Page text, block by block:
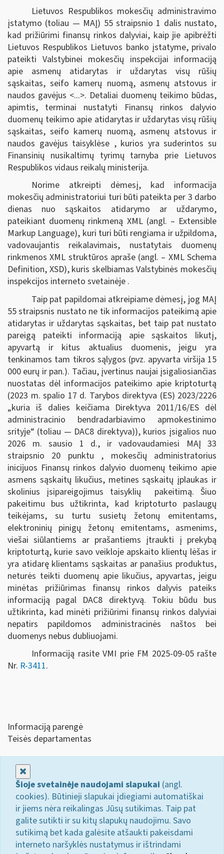
Lietuvos Respublikos mokesčių administravimo
įstatymo (toliau — MAĮ) 55 straipsnio 1 dalis nustato,
kad prižiūrimi finansų rinkos dalyviai, kaip jie apibrėžti
Lietuvos Respublikos Lietuvos banko įstatyme, privalo
pateikti Valstybinei mokesčių inspekcijai informaciją
apie asmenų atidarytas ir uždarytas visų rūšių
sąskaitas, seifo kamerų nuomą, asmenų atstovus ir
naudos gavėjus <...>. Detaliai duomenų teikimo būdas,
apimtis, terminai nustatyti Finansų rinkos dalyvio
duomenų teikimo apie atidarytas ir uždarytas visų rūšių
sąskaitas, seifo kamerų nuomą, asmenų atstovus ir
naudos gavėjus taisyklėse , kurios yra suderintos su
Finansinių nusikaltimų tyrimų tarnyba prie Lietuvos
Respublikos vidaus reikalų ministerija.
Norime atkreipti dėmesį, kad informacija
mokesčių administratoriui turi būti pateikta per 3 darbo
dienas nuo sąskaitos atidarymo ar uždarymo,
pateikiant duomenų rinkmeną XML (angl. – Extensible
Markup Language), kuri turi būti rengiama ir užpildoma,
vadovaujantis reikalavimais, nustatytais duomenų
rinkmenos XML struktūros apraše (angl. – XML Schema
Definition, XSD), kuris skelbiamas Valstybinės mokesčių
inspekcijos interneto svetainėje .
Taip pat papildomai atkreipiame dėmesį, jog MAĮ
55 straipsnis nustato ne tik informacijos pateikimą apie
atidarytas ir uždarytas sąskaitas, bet taip pat nustato
pareigą pateikti informaciją apie sąskaitos likutį,
apyvartą ir kitus aktualius duomenis, jeigu yra
tenkinamos tam tikros sąlygos (pvz. apyvarta viršija 15
000 eurų ir pan.). Tačiau, įvertinus naujai įsigaliosiančias
nuostatas dėl informacijos pateikimo apie kriptoturtą
(2023 m. spalio 17 d. Tarybos direktyva (ES) 2023/2226
„kuria iš dalies keičiama Direktyva 2011/16/ES dėl
administracinio bendradarbiavimo apmokestinimo
srityje“ (toliau — DAC8 direktyva)), kurios įsigalios nuo
2026 m. sausio 1 d., ir vadovaudamiesi MAĮ 33
straipsnio 20 punktu , mokesčių administratorius
inicijuos Finansų rinkos dalyvio duomenų teikimo apie
asmens sąskaitų likučius, metines sąskaitų įplaukas ir
skolinius įsipareigojimus taisyklių pakeitimą. Šiuo
pakeitimu bus užtikrinta, kad kriptoturto paslaugų
teikėjams, su turtu susietų žetonų emitentams,
elektroninių pinigų žetonų emitentams, asmenims,
viešai siūlantiems ar prašantiems įtraukti į prekybą
kriptoturtą, kurie savo veikloje apskaito klientų lėšas ir
yra atidarę klientams sąskaitas ar panašius produktus,
neturės teikti duomenų apie likučius, apyvartas, jeigu
minėtas prižiūrimas finansų rinkos dalyvis pateiks
informaciją pagal DAC8 direktyvą. Tokiu būdu bus
užtikrinta, kad minėti prižiūrimi finansų rinkos dalyviai
nepatirs papildomos administracinės naštos bei
duomenys nebus dubliuojami.
Informaciją rasite VMI prie FM 2025-09-05 rašte
Nr. R-3411.
Informaciją parengė
Teisės departamentas
Šioje svetainėje naudojami slapukai (angl.
cookies). Būtinieji slapukai įdiegiami automatiškai
ir jiems nėra reikalingas Jūsų sutikimas. Taip pat
galite sutikti ir su kitų slapukų naudojimu. Savo
sutikimą bet kada galėsite atšaukti pakeisdami
interneto naršyklės nustatymus ir ištrindami